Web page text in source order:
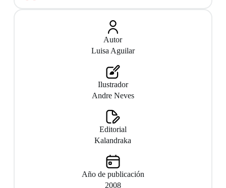
Autor
Luisa Aguilar
Ilustrador
Andre Neves
Editorial
Kalandraka
Año de publicación
2008